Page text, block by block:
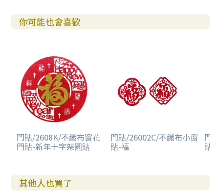
你可能也會喜歡
門貼/2608K/不織布窗花
門貼-新年十字架圓貼
門貼/26002C/不織布小窗
貼-福
門
貼-
其他人也買了